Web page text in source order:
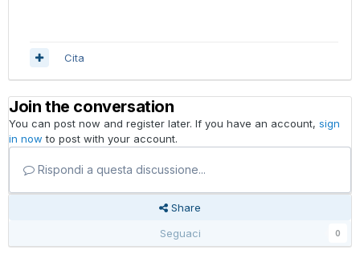
Cita
Join the conversation
You can post now and register later. If you have an account, sign
in now to post with your account.
Rispondi a questa discussione...
Share
Seguaci
0